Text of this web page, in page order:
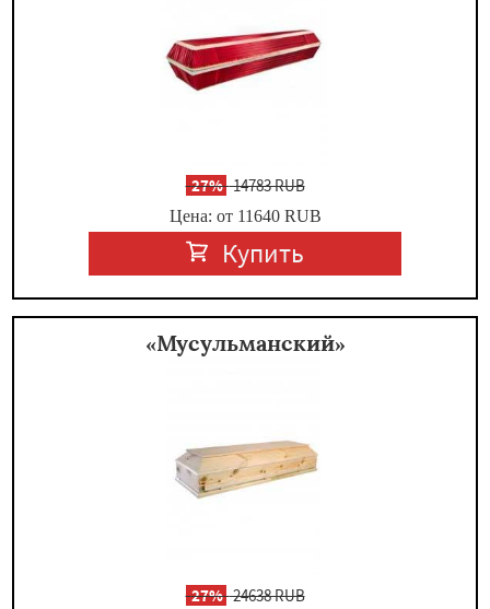
-27%14783 RUB
Цена: от 11640 RUB
Купить
«Мусульманский»
-27%24638 RUB